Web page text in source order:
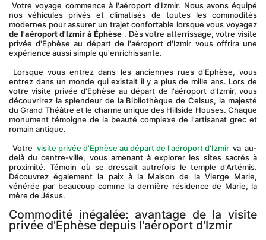
Votre voyage commence à l'aéroport d'Izmir. Nous avons équipé
nos véhicules privés et climatisés de toutes les commodités
de l'aéroport d'Izmir à Éphèse . Dès votre atterrissage, votre visite
privée d'Ephèse au départ de l'aéroport d'Izmir vous offrira une
expérience aussi simple qu'enrichissante.
entrez dans un monde qui existait il y a plus de mille ans. Lors de
votre visite privée d'Ephèse au départ de l'aéroport d'Izmir, vous
découvrirez la splendeur de la Bibliothèque de Celsus, la majesté
du Grand Théâtre et le charme unique des Hillside Houses. Chaque
monument témoigne de la beauté complexe de l'artisanat grec et
romain antique.
Votre visite privée d'Ephèse au départ de l'aéroport d'Izmir va au-
delà du centre-ville, vous amenant à explorer les sites sacrés à
proximité. Témoin où se dressait autrefois le temple d'Artémis.
Découvrez également la paix à la Maison de la Vierge Marie,
vénérée par beaucoup comme la dernière résidence de Marie, la
mère de Jésus.
Commodité inégalée: avantage de la visite
privée d'Ephèse depuis l'aéroport d'Izmir